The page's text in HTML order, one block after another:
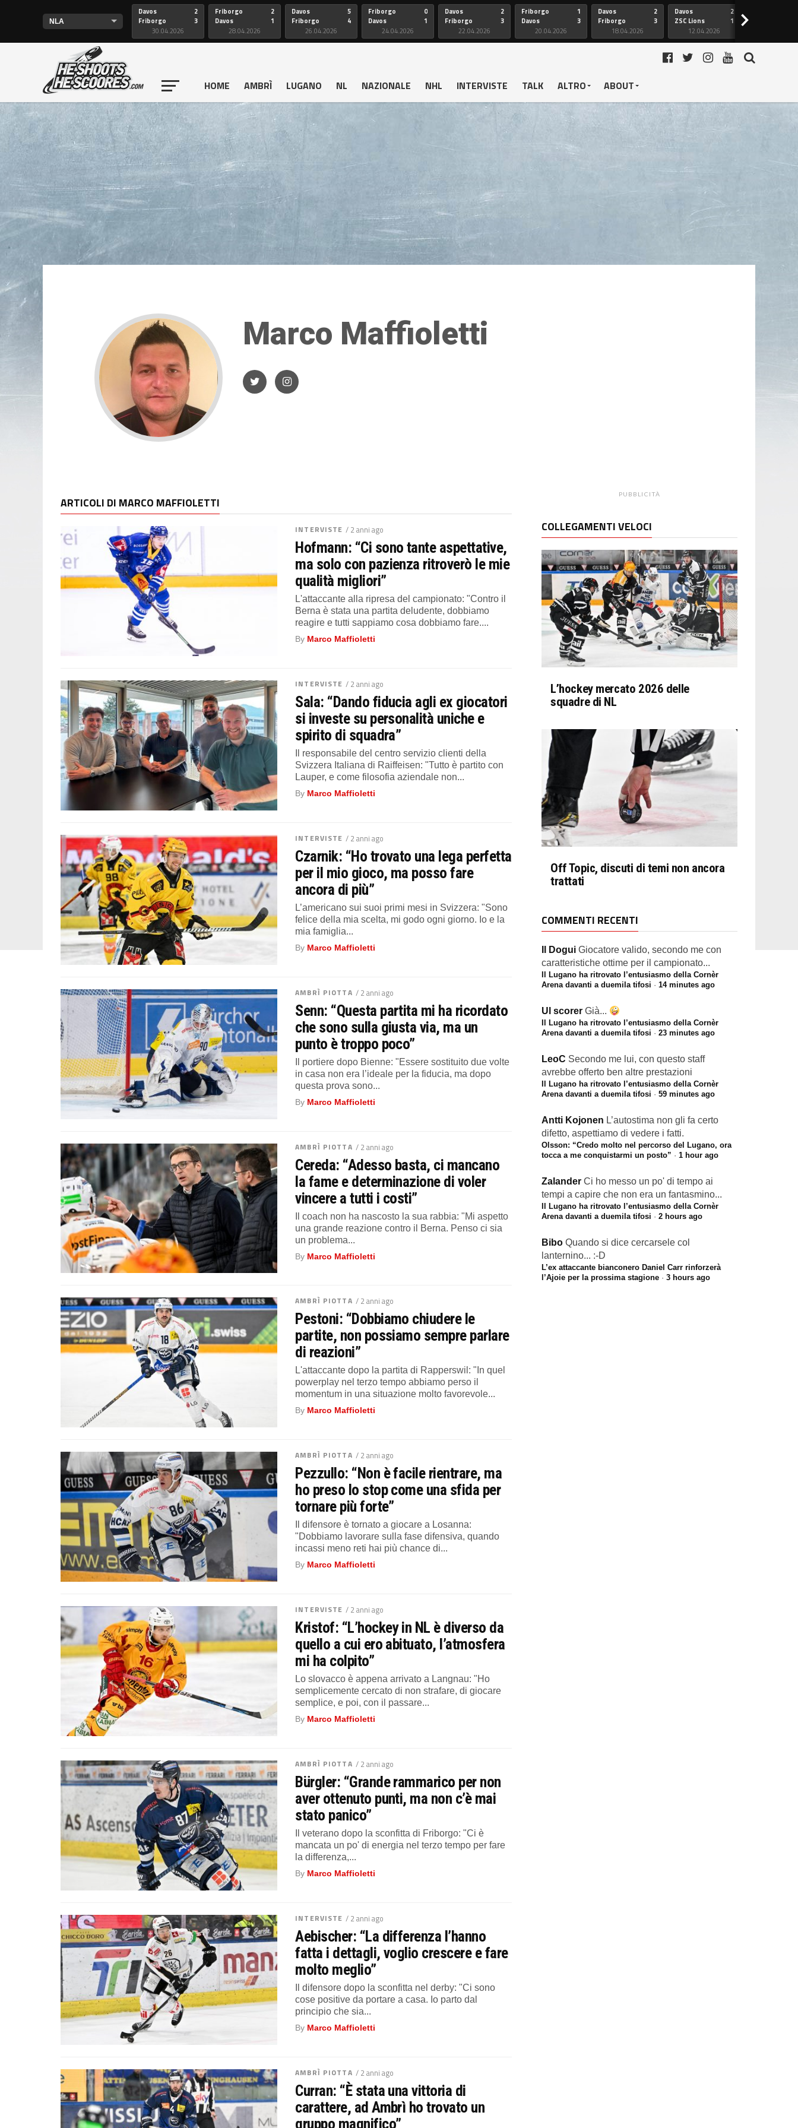
Davos
Friborgo
2
3
30.04.2026
Friborgo
Davos
2
1
28.04.2026
Davos
Friborgo
5
4
26.04.2026
Friborgo
Davos
0
1
24.04.2026
Davos
Friborgo
2
3
22.04.2026
Friborgo
Davos
1
3
20.04.2026
Davos
Friborgo
2
3
18.04.2026
Davos
ZSC Lions
2
1
12.04.2026
>
HOME AMBRÌ LUGANO NL NAZIONALE NHL INTERVISTE TALK ALTRO ABOUT
Marco Maffioletti
ARTICOLI DI MARCO MAFFIOLETTI
INTERVISTE / 2 anni ago
Hofmann: “Ci sono tante aspettative,
ma solo con pazienza ritroverò le mie
qualità migliori”
L'attaccante alla ripresa del campionato: "Contro il
Berna è stata una partita deludente, dobbiamo
reagire e tutti sappiamo cosa dobbiamo fare....
By Marco Maffioletti
INTERVISTE / 2 anni ago
Sala: “Dando fiducia agli ex giocatori
si investe su personalità uniche e
spirito di squadra”
Il responsabile del centro servizio clienti della
Svizzera Italiana di Raiffeisen: "Tutto è partito con
Lauper, e come filosofia aziendale non...
By Marco Maffioletti
INTERVISTE / 2 anni ago
Czarnik: “Ho trovato una lega perfetta
per il mio gioco, ma posso fare
ancora di più”
L’americano sui suoi primi mesi in Svizzera: "Sono
felice della mia scelta, mi godo ogni giorno. Io e la
mia famiglia...
By Marco Maffioletti
AMBRÌ PIOTTA / 2 anni ago
Senn: “Questa partita mi ha ricordato
che sono sulla giusta via, ma un
punto è troppo poco”
Il portiere dopo Bienne: "Essere sostituito due volte
in casa non era l’ideale per la fiducia, ma dopo
questa prova sono...
By Marco Maffioletti
AMBRÌ PIOTTA / 2 anni ago
Cereda: “Adesso basta, ci mancano
la fame e determinazione di voler
vincere a tutti i costi”
Il coach non ha nascosto la sua rabbia: "Mi aspetto
una grande reazione contro il Berna. Penso ci sia
un problema...
By Marco Maffioletti
AMBRÌ PIOTTA / 2 anni ago
Pestoni: “Dobbiamo chiudere le
partite, non possiamo sempre parlare
di reazioni”
L'attaccante dopo la partita di Rapperswil: "In quel
powerplay nel terzo tempo abbiamo perso il
momentum in una situazione molto favorevole...
By Marco Maffioletti
AMBRÌ PIOTTA / 2 anni ago
Pezzullo: “Non è facile rientrare, ma
ho preso lo stop come una sfida per
tornare più forte”
Il difensore è tornato a giocare a Losanna:
"Dobbiamo lavorare sulla fase difensiva, quando
incassi meno reti hai più chance di...
By Marco Maffioletti
INTERVISTE / 2 anni ago
Kristof: “L’hockey in NL è diverso da
quello a cui ero abituato, l’atmosfera
mi ha colpito”
Lo slovacco è appena arrivato a Langnau: "Ho
semplicemente cercato di non strafare, di giocare
semplice, e poi, con il passare...
By Marco Maffioletti
AMBRÌ PIOTTA / 2 anni ago
Bürgler: “Grande rammarico per non
aver ottenuto punti, ma non c’è mai
stato panico”
Il veterano dopo la sconfitta di Friborgo: "Ci è
mancata un po' di energia nel terzo tempo per fare
la differenza,...
By Marco Maffioletti
INTERVISTE / 2 anni ago
Aebischer: “La differenza l’hanno
fatta i dettagli, voglio crescere e fare
molto meglio”
Il difensore dopo la sconfitta nel derby: "Ci sono
cose positive da portare a casa. Io parto dal
principio che sia...
By Marco Maffioletti
AMBRÌ PIOTTA / 2 anni ago
Curran: “È stata una vittoria di
carattere, ad Ambrì ho trovato un
gruppo magnifico”
PUBBLICITÀ
COLLEGAMENTI VELOCI
L’hockey mercato 2026 delle
squadre di NL
Off Topic, discuti di temi non ancora
trattati
COMMENTI RECENTI
Il Dogui Giocatore valido, secondo me con
caratteristiche ottime per il campionato...
Il Lugano ha ritrovato l’entusiasmo della Cornèr
Arena davanti a duemila tifosi · 14 minutes ago
Ul scorer Già...
Il Lugano ha ritrovato l’entusiasmo della Cornèr
Arena davanti a duemila tifosi · 23 minutes ago
LeoC Secondo me lui, con questo staff
avrebbe offerto ben altre prestazioni
Il Lugano ha ritrovato l’entusiasmo della Cornèr
Arena davanti a duemila tifosi · 59 minutes ago
Antti Kojonen L’autostima non gli fa certo
difetto, aspettiamo di vedere i fatti.
Olsson: “Credo molto nel percorso del Lugano, ora
tocca a me conquistarmi un posto” · 1 hour ago
Zalander Ci ho messo un po' di tempo ai
tempi a capire che non era un fantasmino...
Il Lugano ha ritrovato l’entusiasmo della Cornèr
Arena davanti a duemila tifosi · 2 hours ago
Bibo Quando si dice cercarsele col
lanternino... :-D
L’ex attaccante bianconero Daniel Carr rinforzerà
l’Ajoie per la prossima stagione · 3 hours ago